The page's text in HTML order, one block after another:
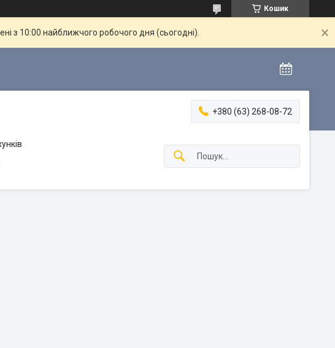
Кошик
з 10:00 найближчого робочого дня (сьогодні).
+380 (63) 268-08-72